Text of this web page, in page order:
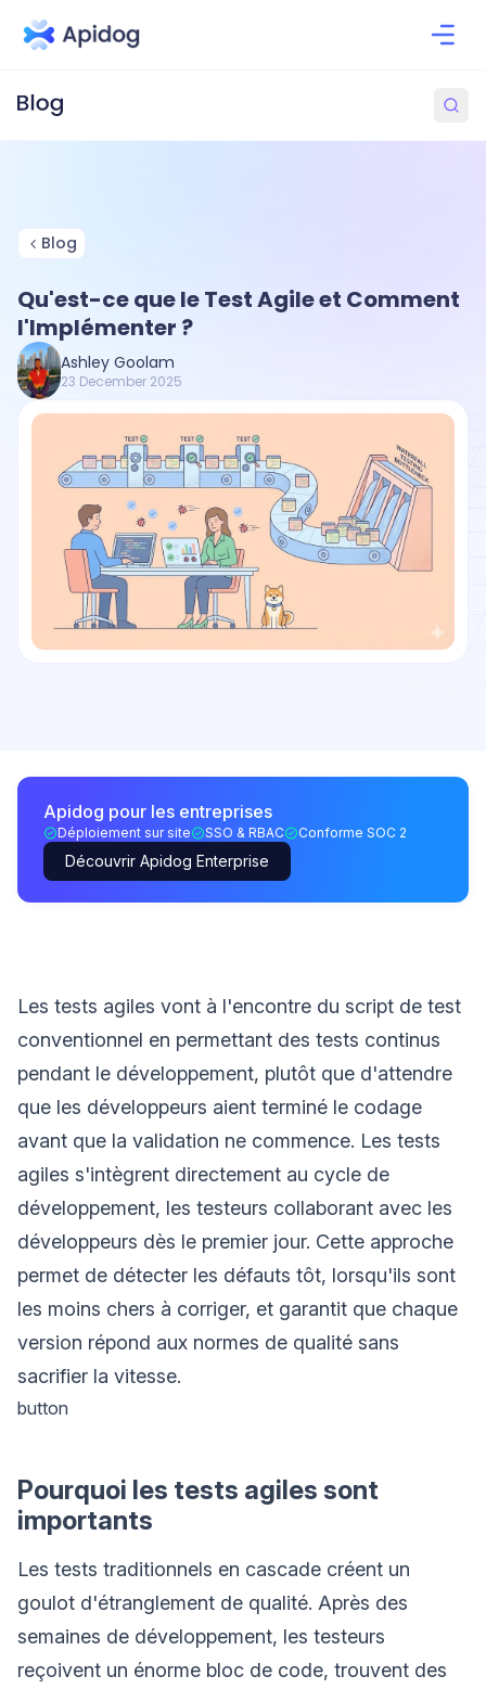
Blog
Qu'est-ce que le Test Agile et Comment
l'Implémenter ?
Ashley Goolam
23 December 2025
Apidog pour les entreprises
Déploiement sur site SSO & RBAC Conforme SOC 2
Découvrir Apidog Enterprise
Les tests agiles vont à l'encontre du script de test
conventionnel en permettant des tests continus
pendant le développement, plutôt que d'attendre
que les développeurs aient terminé le codage
avant que la validation ne commence. Les tests
agiles s'intègrent directement au cycle de
développement, les testeurs collaborant avec les
développeurs dès le premier jour. Cette approche
permet de détecter les défauts tôt, lorsqu'ils sont
les moins chers à corriger, et garantit que chaque
version répond aux normes de qualité sans
sacrifier la vitesse.
button
Pourquoi les tests agiles sont
importants
Les tests traditionnels en cascade créent un
goulot d'étranglement de qualité. Après des
semaines de développement, les testeurs
reçoivent un énorme bloc de code, trouvent des